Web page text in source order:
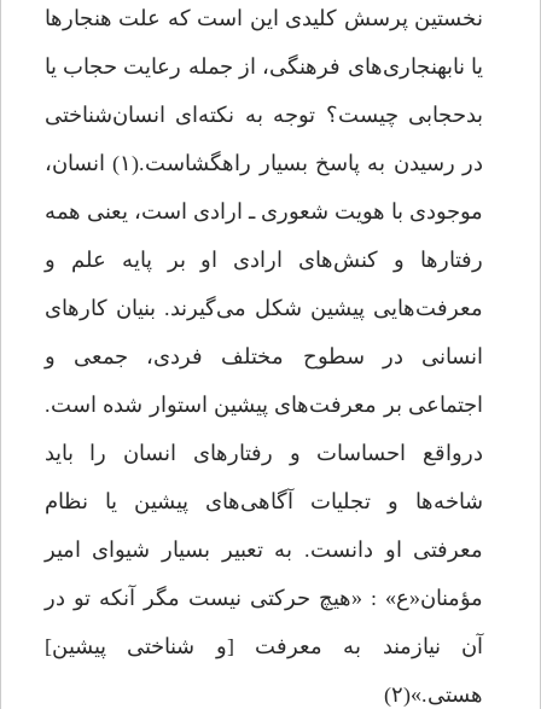
نخستین پرسش کلیدی این است که علت هنجارها
یا نابهنجاری‌های فرهنگی، از جمله رعایت حجاب یا
بدحجابی چیست؟ توجه به نکته‌ای انسان‌شناختی
در رسیدن به پاسخ بسیار راهگشاست.(۱) انسان،
موجودی با هویت شعوری‌ ـ‌ ارادی است، یعنی همه
رفتارها و کنش‌های ارادی او بر پایه علم و
معرفت‌هایی پیشین شکل می‌گیرند. بنیان کارهای
انسانی در سطوح مختلف فردی، جمعی و
اجتماعی بر معرفت‌های پیشین استوار شده است.
درواقع احساسات و رفتارهای انسان را باید
شاخه‌ها و تجلیات آگاهی‌های پیشین یا نظام
معرفتی او دانست. به تعبیر بسیار شیوای امیر
مؤمنان«ع» : «هیچ حرکتی نیست مگر آنکه تو در
آن نیازمند به معرفت [و شناختی پیشین]
هستی.»(۲)